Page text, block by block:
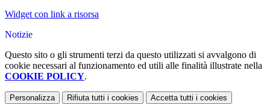
Widget con link a risorsa
Notizie
Questo sito o gli strumenti terzi da questo utilizzati si avvalgono di
cookie necessari al funzionamento ed utili alle finalità illustrate nella
COOKIE POLICY.
Personalizza Rifiuta tutti i cookies Accetta tutti i cookies